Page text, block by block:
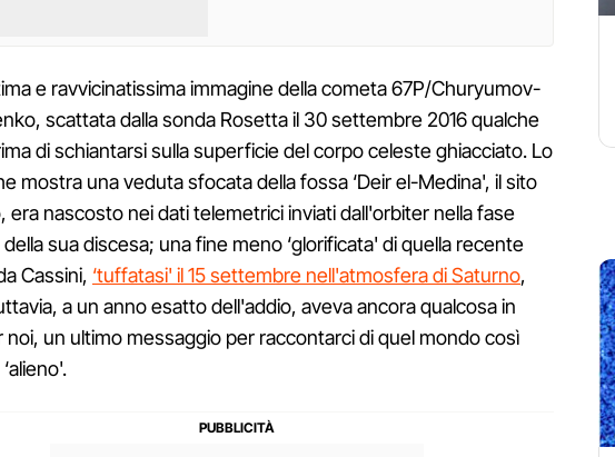
e ravvicinatissima immagine della cometa 67P/Churyumov-
scattata dalla sonda Rosetta il 30 settembre 2016 qualche
di schiantarsi sulla superficie del corpo celeste ghiacciato. Lo
mostra una veduta sfocata della fossa ‘Deir el-Medina', il sito
era nascosto nei dati telemetrici inviati dall'orbiter nella fase
sua discesa; una fine meno ‘glorificata' di quella recente
Cassini, ‘tuffatasi' il 15 settembre nell'atmosfera di Saturno,
a un anno esatto dell'addio, aveva ancora qualcosa in
noi, un ultimo messaggio per raccontarci di quel mondo così